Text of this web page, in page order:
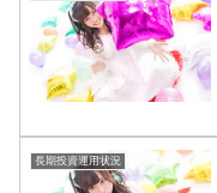
長期投資運用状況